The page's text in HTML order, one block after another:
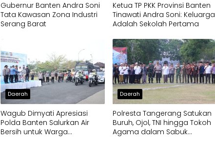
Gubernur Banten Andra Soni
Tata Kawasan Zona Industri
Serang Barat
Ketua TP PKK Provinsi Banten
Tinawati Andra Soni: Keluarga
Adalah Sekolah Pertama
Daerah
Wagub Dimyati Apresiasi
Polda Banten Salurkan Air
Bersih untuk Warga
Daerah
Polresta Tangerang Satukan
Buruh, Ojol, TNI hingga Tokoh
Agama dalam Sabuk